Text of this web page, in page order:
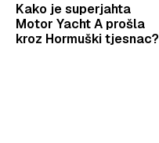
Kako je superjahta
Motor Yacht A prošla
kroz Hormuški tjesnac?